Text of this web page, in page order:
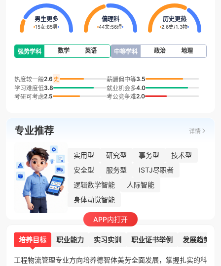
男生更多
15女:85男
偏理科
44文:56理
历史更热
2.6史/1.3物
强势学科 数学 英语 中等学科 政治 地理
热度较一般2.6 史 薪酬偏中等3.5
学习难度低3.8 就业机会多4.0
考研可考虑2.5 考公竞争难2.0
专业推荐 详情
实用型 研究型 事务型
技术型
安全型
服务型
ISTJ尽职者
逻辑数学智能
人际智能
身体动觉智能
培养目标 职业能力 实习实训 职业证书举例 发展趋势
工程物流管理专业方向培养德智体美劳全面发展，掌握扎实的科
APP内打开